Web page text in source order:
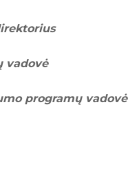
vadovė
programų vadovė